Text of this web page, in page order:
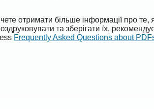
отримати більше інформації про те,
та зберігати їх,
Frequently Asked Questions about